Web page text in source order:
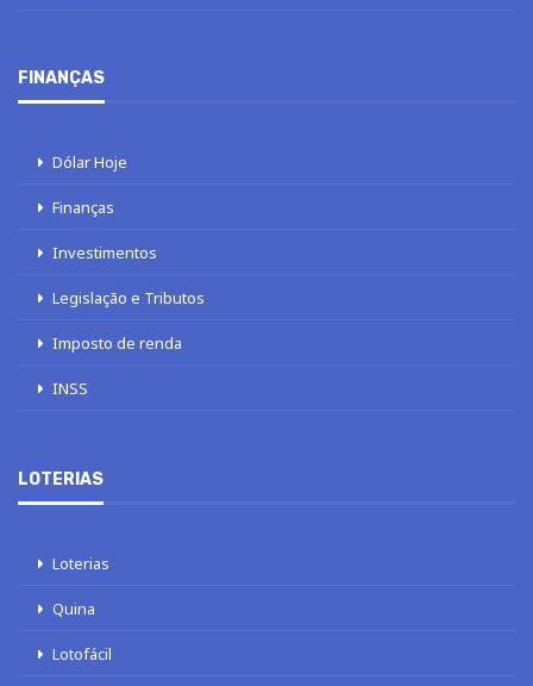
FINANÇAS
Dólar Hoje
Finanças
Investimentos
Legislação e Tributos
Imposto de renda
INSS
LOTERIAS
Loterias
Quina
Lotofácil